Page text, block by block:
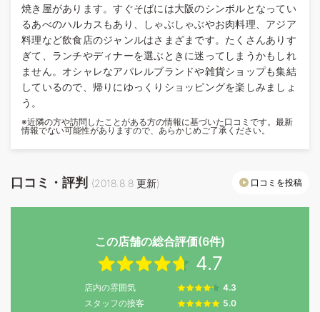
焼き屋があります。すぐそばには大阪のシンボルとなってい
るあべのハルカスもあり、しゃぶしゃぶやお肉料理、アジア
料理など飲食店のジャンルはさまざまです。たくさんありす
ぎて、ランチやディナーを選ぶときに迷ってしまうかもしれ
ません。オシャレなアパレルブランドや雑貨ショップも集結
しているので、帰りにゆっくりショッピングを楽しみましょ
う。
※近隣の方や訪問したことがある方の情報に基づいた口コミです。最新
情報でない可能性がありますので、あらかじめご了承ください。
口コミ・評判 (2018.8.8 更新) 口コミを投稿
この店舗の総合評価(6件)
4.7
店内の雰囲気
4.3
スタッフの接客
5.0